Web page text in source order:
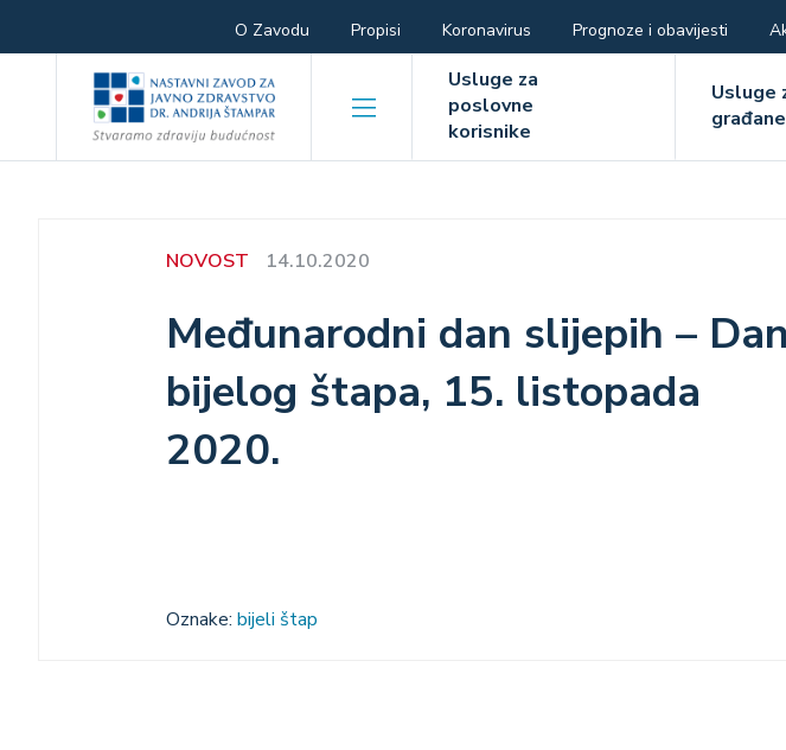
menu
O Zavodu Propisi Koronavirus Prognoze i obavijesti
Hamburger
menu
Usluge za
poslovne
korisnike
Usluge
građane
NOVOST 14.10.2020
Međunarodni dan slijepih – Dan
bijelog štapa, 15. listopada
2020.
Oznake: bijeli štap